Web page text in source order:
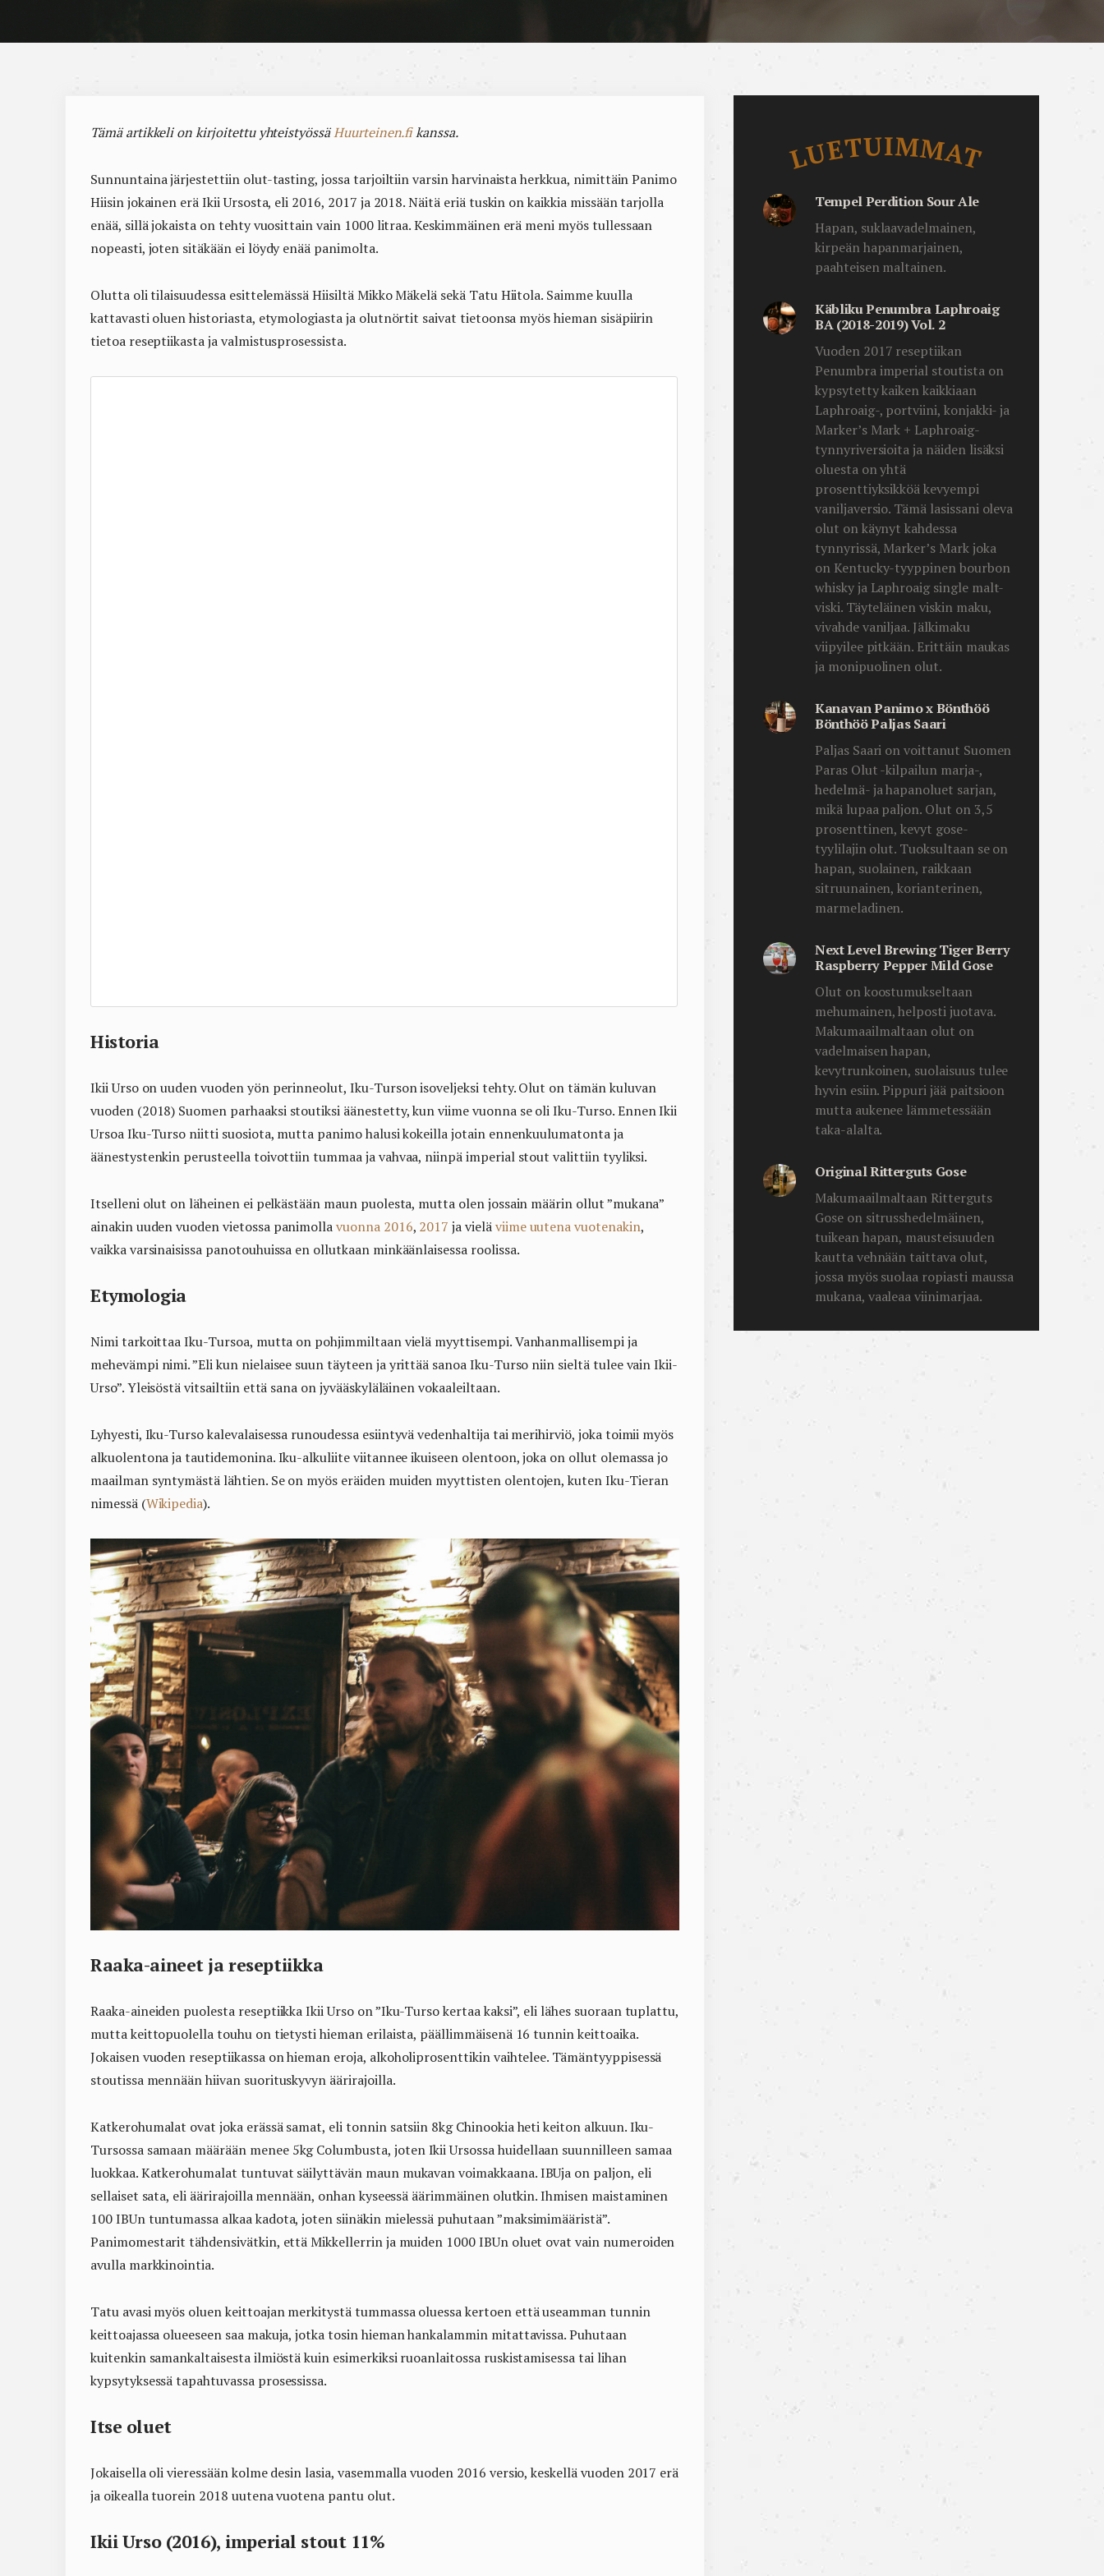
Tämä artikkeli on kirjoitettu yhteistyössäHuurteinen.fikanssa.
Sunnuntaina järjestettiin olut-tasting, jossa tarjoiltiin varsin harvinaista herkkua, nimittäin Panimo
Hiisin jokainen erä Ikii Ursosta, eli 2016, 2017 ja 2018. Näitä eriä tuskin on kaikkia missään tarjolla
enää, sillä jokaista on tehty vuosittain vain 1000 litraa. Keskimmäinen erä meni myös tullessaan
nopeasti, joten sitäkään ei löydy enää panimolta.
Olutta oli tilaisuudessa esittelemässä Hiisiltä Mikko Mäkelä sekä Tatu Hiitola. Saimme kuulla
kattavasti oluen historiasta, etymologiasta ja olutnörtit saivat tietoonsa myös hieman sisäpiirin
tietoa reseptiikasta ja valmistusprosessista.
Historia
Ikii Urso on uuden vuoden yön perinneolut, Iku-Turson isoveljeksi tehty. Olut on tämän kuluvan
vuoden (2018) Suomen parhaaksi stoutiksi äänestetty, kun viime vuonna se oli Iku-Turso. Ennen Ikii
Ursoa Iku-Turso niitti suosiota, mutta panimo halusi kokeilla jotain ennenkuulumatonta ja
äänestystenkin perusteella toivottiin tummaa ja vahvaa, niinpä imperial stout valittiin tyyliksi.
Itselleni olut on läheinen ei pelkästään maun puolesta, mutta olen jossain määrin ollut ”mukana”
ainakin uuden vuoden vietossa panimollavuonna 2016, 2017 ja vieläviime uutena vuotenakin,
vaikka varsinaisissa panotouhuissa en ollutkaan minkäänlaisessa roolissa.
Etymologia
Nimi tarkoittaa Iku-Tursoa, mutta on pohjimmiltaan vielä myyttisempi. Vanhanmallisempi ja
mehevämpi nimi. ”Eli kun nielaisee suun täyteen ja yrittää sanoa Iku-Turso niin sieltä tulee vain Ikii-
Urso”. Yleisöstä vitsailtiin että sana on jyvääskyläläinen vokaaleiltaan.
Lyhyesti, Iku-Turso kalevalaisessa runoudessa esiintyvä vedenhaltija tai merihirviö, joka toimii myös
alkuolentona ja tautidemonina. Iku-alkuliite viitannee ikuiseen olentoon, joka on ollut olemassa jo
maailman syntymästä lähtien. Se on myös eräiden muiden myyttisten olentojen, kuten Iku-Tieran
nimessä (Wikipedia).
Raaka-aineet ja reseptiikka
Raaka-aineiden puolesta reseptiikka Ikii Urso on ”Iku-Turso kertaa kaksi”, eli lähes suoraan tuplattu,
mutta keittopuolella touhu on tietysti hieman erilaista, päällimmäisenä 16 tunnin keittoaika.
Jokaisen vuoden reseptiikassa on hieman eroja, alkoholiprosenttikin vaihtelee. Tämäntyyppisessä
stoutissa mennään hiivan suorituskyvyn äärirajoilla.
Katkerohumalat ovat joka erässä samat, eli tonnin satsiin 8kg Chinookia heti keiton alkuun. Iku-
Tursossa samaan määrään menee 5kg Columbusta, joten Ikii Ursossa huidellaan suunnilleen samaa
luokkaa. Katkerohumalat tuntuvat säilyttävän maun mukavan voimakkaana. IBUja on paljon, eli
sellaiset sata, eli äärirajoilla mennään, onhan kyseessä äärimmäinen olutkin. Ihmisen maistaminen
100 IBUn tuntumassa alkaa kadota, joten siinäkin mielessä puhutaan ”maksimimääristä”.
Panimomestarit tähdensivätkin, että Mikkellerrin ja muiden 1000 IBUn oluet ovat vain numeroiden
avulla markkinointia.
Tatu avasi myös oluen keittoajan merkitystä tummassa oluessa kertoen että useamman tunnin
keittoajassa olueeseen saa makuja, jotka tosin hieman hankalammin mitattavissa. Puhutaan
kuitenkin samankaltaisesta ilmiöstä kuin esimerkiksi ruoanlaitossa ruskistamisessa tai lihan
kypsytyksessä tapahtuvassa prosessissa.
Itse oluet
Jokaisella oli vieressään kolme desin lasia, vasemmalla vuoden 2016 versio, keskellä vuoden 2017 erä
ja oikealla tuorein 2018 uutena vuotena pantu olut.
Ikii Urso (2016), imperial stout 11%
LUETUIMMAT
Tempel Perdition Sour Ale
Hapan, suklaavadelmainen,
kirpeän hapanmarjainen,
paahteisen maltainen.
Käbliku Penumbra Laphroaig
BA (2018-2019) Vol. 2
Vuoden 2017 reseptiikan
Penumbra imperial stoutista on
kypsytetty kaiken kaikkiaan
Laphroaig-, portviini, konjakki- ja
Marker’s Mark + Laphroaig-
tynnyriversioita ja näiden lisäksi
oluesta on yhtä
prosenttiyksikköä kevyempi
vaniljaversio. Tämä lasissani oleva
olut on käynyt kahdessa
tynnyrissä, Marker’s Mark joka
on Kentucky-tyyppinen bourbon
whisky ja Laphroaig single malt-
viski. Täyteläinen viskin maku,
vivahde vaniljaa. Jälkimaku
viipyilee pitkään. Erittäin maukas
ja monipuolinen olut.
Kanavan Panimo x Bönthöö
Bönthöö Paljas Saari
Paljas Saari on voittanut Suomen
Paras Olut -kilpailun marja-,
hedelmä- ja hapanoluet sarjan,
mikä lupaa paljon. Olut on 3,5
prosenttinen, kevyt gose-
tyylilajin olut. Tuoksultaan se on
hapan, suolainen, raikkaan
sitruunainen, korianterinen,
marmeladinen.
Next Level Brewing Tiger Berry
Raspberry Pepper Mild Gose
Olut on koostumukseltaan
mehumainen, helposti juotava.
Makumaailmaltaan olut on
vadelmaisen hapan,
kevytrunkoinen, suolaisuus tulee
hyvin esiin. Pippuri jää paitsioon
mutta aukenee lämmetessään
taka-alalta.
Original Ritterguts Gose
Makumaailmaltaan Ritterguts
Gose on sitrusshedelmäinen,
tuikean hapan, mausteisuuden
kautta vehnään taittava olut,
jossa myös suolaa ropiasti maussa
mukana, vaaleaa viinimarjaa.